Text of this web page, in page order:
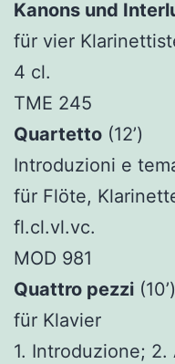
Kanons und
für vier
4 cl.
TME 245
Quartetto (12’)
Introduzioni e
für Flöte,
fl.cl.vl.vc.
MOD 981
Quattro pezzi (10’)
für Klavier
1. Introduzione;